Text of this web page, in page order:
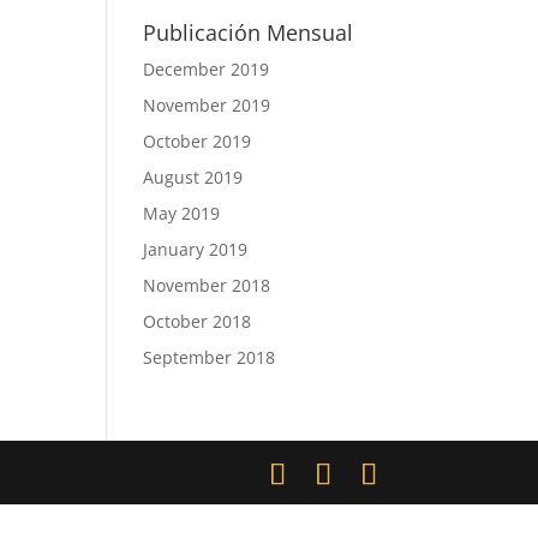
Publicación Mensual
December 2019
November 2019
October 2019
August 2019
May 2019
January 2019
November 2018
October 2018
September 2018